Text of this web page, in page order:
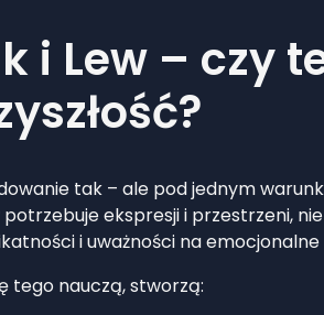
i Lew – czy
tak – ale pod jednym
potrzebuje ekspresji i przestrzeni,
i uważności na
tego nauczą, stworzą: